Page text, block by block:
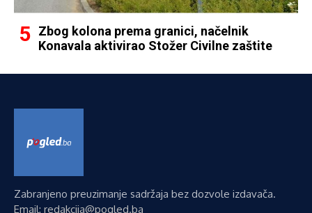
Zbog kolona prema granici, načelnik
Konavala aktivirao Stožer Civilne zaštite
Zabranjeno preuzimanje sadržaja bez dozvole izdavača.
Email: redakcija@pogled.ba